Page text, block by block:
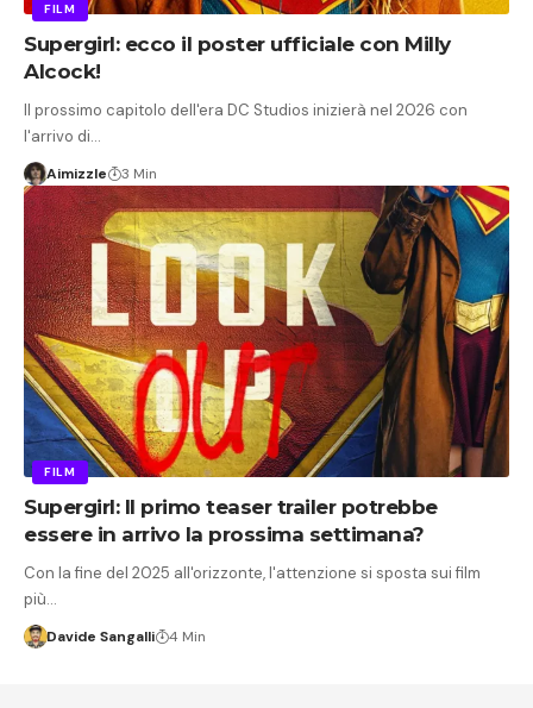
FILM
Supergirl: ecco il poster ufficiale con Milly
Alcock!
Il prossimo capitolo dell'era DC Studios inizierà nel 2026 con
l'arrivo di…
Aimizzle 3 Min
FILM
Supergirl: Il primo teaser trailer potrebbe
essere in arrivo la prossima settimana?
Con la fine del 2025 all'orizzonte, l'attenzione si sposta sui film
più…
Davide Sangalli 4 Min